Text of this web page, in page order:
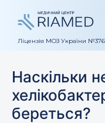
вмістуЛіцензія МОЗ України №376
Наскільки
береться?